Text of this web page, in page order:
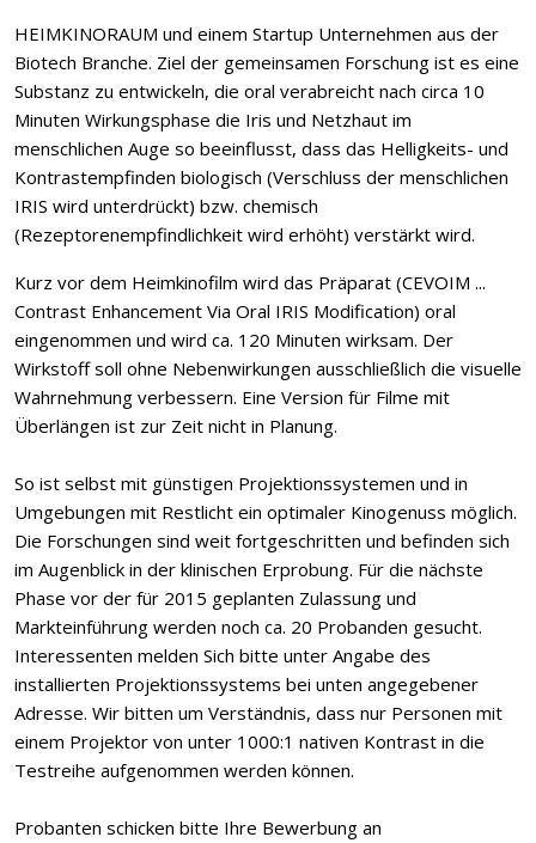
HEIMKINORAUM und einem Startup Unternehmen aus der
Biotech Branche. Ziel der gemeinsamen Forschung ist es eine
Substanz zu entwickeln, die oral verabreicht nach circa 10
Minuten Wirkungsphase die Iris und Netzhaut im
menschlichen Auge so beeinflusst, dass das Helligkeits- und
Kontrastempfinden biologisch (Verschluss der menschlichen
IRIS wird unterdrückt) bzw. chemisch
(Rezeptorenempfindlichkeit wird erhöht) verstärkt wird.
Kurz vor dem Heimkinofilm wird das Präparat (CEVOIM ...
Contrast Enhancement Via Oral IRIS Modification) oral
eingenommen und wird ca. 120 Minuten wirksam. Der
Wirkstoff soll ohne Nebenwirkungen ausschließlich die visuelle
Wahrnehmung verbessern. Eine Version für Filme mit
Überlängen ist zur Zeit nicht in Planung.
So ist selbst mit günstigen Projektionssystemen und in
Umgebungen mit Restlicht ein optimaler Kinogenuss möglich.
Die Forschungen sind weit fortgeschritten und befinden sich
im Augenblick in der klinischen Erprobung. Für die nächste
Phase vor der für 2015 geplanten Zulassung und
Markteinführung werden noch ca. 20 Probanden gesucht.
Interessenten melden Sich bitte unter Angabe des
installierten Projektionssystems bei unten angegebener
Adresse. Wir bitten um Verständnis, dass nur Personen mit
einem Projektor von unter 1000:1 nativen Kontrast in die
Testreihe aufgenommen werden können.
Probanten schicken bitte Ihre Bewerbung an